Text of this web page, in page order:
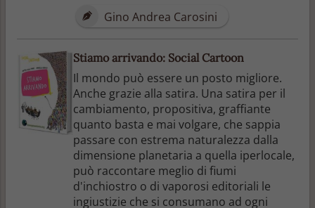
Gino Andrea Carosini
Stiamo arrivando: Social Cartoon
Il mondo può essere un posto migliore.
Anche grazie alla satira. Una satira per il
cambiamento, propositiva, graffiante
quanto basta e mai volgare, che sappia
passare con estrema naturalezza dalla
dimensione planetaria a quella iperlocale,
può raccontare meglio di fiumi
d'inchiostro o di vaporosi editoriali le
ingiustizie che si consumano ad ogni